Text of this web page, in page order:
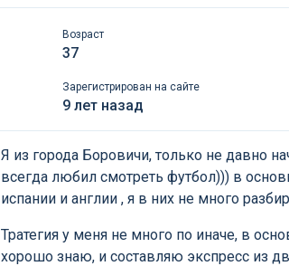
Возраст
37
Зарегистрирован на сайте
9 лет назад
Я из города Боровичи, только не давно
всегда любил смотреть футбол))) в
испании и англии , я в них не много
Тратегия у меня не много по иначе, в
хорошо знаю, и составляю экспресс из